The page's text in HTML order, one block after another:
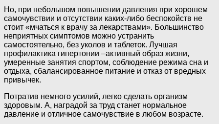
Но, при небольшом повышении давления при хорошем
самочувствии и отсутствии каких-либо беспокойств не
стоит «мчаться к врачу за лекарствами». Большинство
неприятных симптомов можно устранить
самостоятельно, без уколов и таблеток. Лучшая
профилактика гипертонии –активный образ жизни,
умеренные занятия спортом, соблюдение режима сна и
отдыха, сбалансированное питание и отказ от вредных
привычек.
Потратив немного усилий, легко сделать организм
здоровым. А, наградой за труд станет нормальное
давление и отличное самочувствие в любом возрасте.